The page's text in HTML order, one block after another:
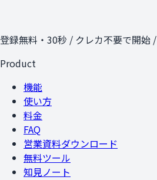
登録無料・30秒 / クレカ不要で開始
Product
機能
使い方
料金
FAQ
営業資料ダウンロード
無料ツール
知見ノート